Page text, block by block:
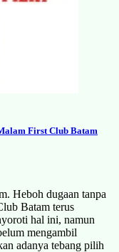
First Club Batam
Heboh dugaan tanpa
Batam terus
hal ini, namun
mengambil
adanya tebang pilih